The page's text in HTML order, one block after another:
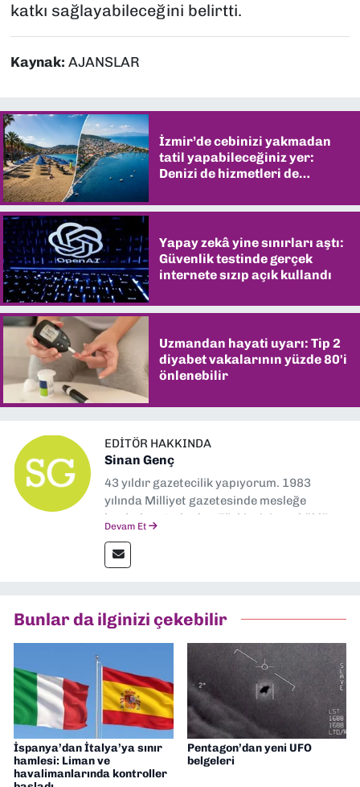
katkı sağlayabileceğini belirtti.
Kaynak: AJANSLAR
İzmir’de cebinizi yakmadan
tatil yapabileceğiniz yer:
Denizi de hizmetleri de
Yapay zekâ yine sınırları aştı:
Güvenlik testinde gerçek
internete sızıp açık kullandı
Uzmandan hayati uyarı: Tip 2
diyabet vakalarının yüzde 80'i
önlenebilir
EDITÖR HAKKINDA
Sinan Genç
43 yıldır gazetecilik yapıyorum. 1983
yılında Milliyet gazetesinde mesleğe
başladım. Ardından Türkiye’nin en köklü
muhabir, editör, müdür yardımcısı ve spor
müdürü olarak görev yaptım. Ayrıca Yeni
Gazetesi'nde editörlük yapıyorum
Devam Et
Bunlar da ilginizi çekebilir
İspanya’dan İtalya’ya sınır
hamlesi: Liman ve
havalimanlarında kontroller
Pentagon’dan yeni UFO
belgeleri